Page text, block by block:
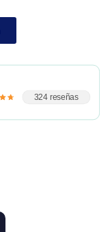
324 reseñas